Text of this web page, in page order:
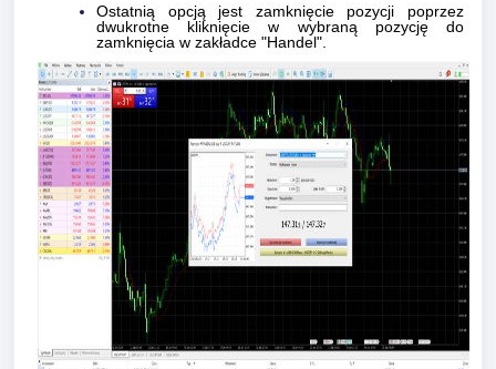
Ostatnią opcją jest zamknięcie pozycji poprzez
dwukrotne kliknięcie w wybraną pozycję do
zamknięcia w zakładce "Handel".